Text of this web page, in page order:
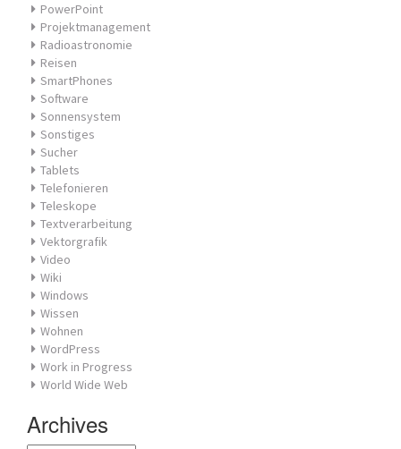
PowerPoint
Projektmanagement
Radioastronomie
Reisen
SmartPhones
Software
Sonnensystem
Sonstiges
Sucher
Tablets
Telefonieren
Teleskope
Textverarbeitung
Vektorgrafik
Video
Wiki
Windows
Wissen
Wohnen
WordPress
Work in Progress
World Wide Web
Archives